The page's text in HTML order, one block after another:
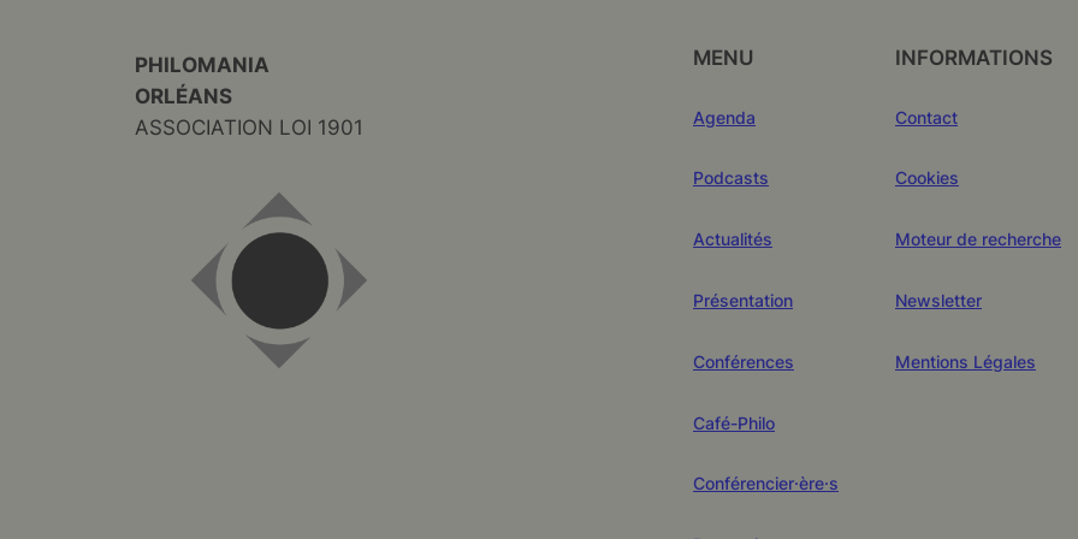
PHILOMANIA
ORLÉANS
ASSOCIATION LOI 1901
MENU
Agenda
Podcasts
Actualités
Présentation
Conférences
Café-Philo
Conférencier·ère·s
INFORMATIONS
Contact
Cookies
Moteur de recherche
Newsletter
Mentions Légales